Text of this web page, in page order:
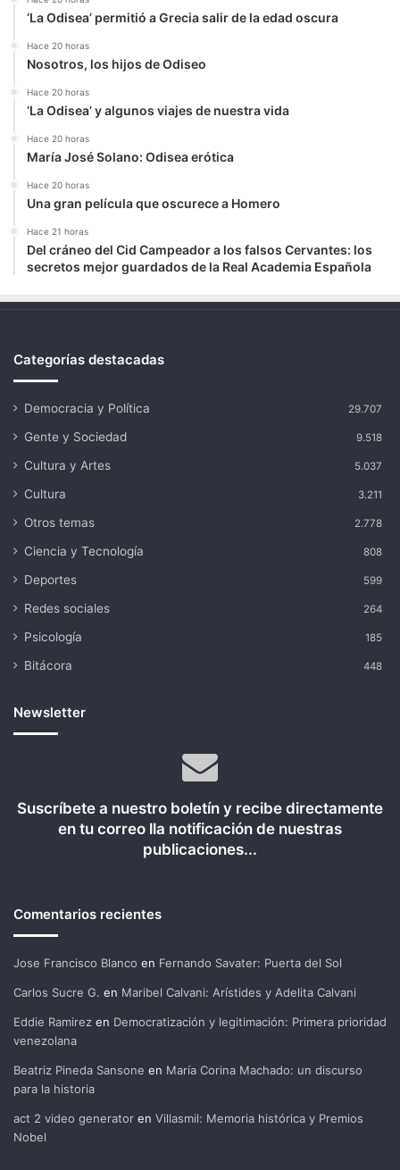
‘La Odisea’ permitió a Grecia salir de la edad oscura
Hace 20 horas
Nosotros, los hijos de Odiseo
Hace 20 horas
‘La Odisea’ y algunos viajes de nuestra vida
Hace 20 horas
María José Solano: Odisea erótica
Hace 20 horas
Una gran película que oscurece a Homero
Hace 21 horas
Del cráneo del Cid Campeador a los falsos Cervantes: los
secretos mejor guardados de la Real Academia Española
Categorías destacadas
Democracia y Política 29.707
Gente y Sociedad 9.518
Cultura y Artes 5.037
Cultura 3.211
Otros temas 2.778
Ciencia y Tecnología 808
Deportes 599
Redes sociales 264
Psicología 185
Bitácora 448
Newsletter
Suscríbete a nuestro boletín y recibe directamente
en tu correo lla notificación de nuestras
publicaciones...
Comentarios recientes
Jose Francisco Blanco en Fernando Savater: Puerta del Sol
Carlos Sucre G. en Maribel Calvani: Arístides y Adelita Calvani
Eddie Ramirez en Democratización y legitimación: Primera prioridad
venezolana
Beatriz Pineda Sansone en María Corina Machado: un discurso
para la historia
act 2 video generator en Villasmil: Memoria histórica y Premios
Nobel